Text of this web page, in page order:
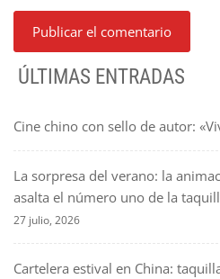
ÚLTIMAS ENTRADAS
Cine chino con sello de autor:
La sorpresa del verano: la
asalta el número uno de la
27 julio, 2026
Cartelera estival en China: